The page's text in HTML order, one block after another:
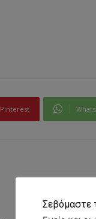
Pinterest
Σεβόμαστε